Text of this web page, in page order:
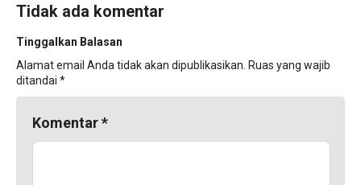
Tidak ada komentar
Tinggalkan Balasan
Alamat email Anda tidak akan dipublikasikan. Ruas yang wajib
ditandai *
Komentar*